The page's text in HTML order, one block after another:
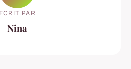
ECRIT PAR
Nina